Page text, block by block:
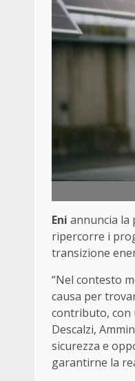
Eni annuncia la
ripercorre i
transizione
“Nel contesto
causa per
contributo, con
Descalzi,
sicurezza e
garantirne la